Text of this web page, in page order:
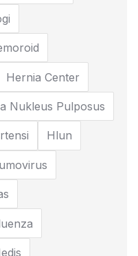
Hernia Center
Nukleus Pulposus
Hlun